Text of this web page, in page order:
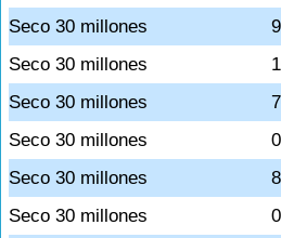
Seco 30 millones
Seco 30 millones
Seco 30 millones
Seco 30 millones
Seco 30 millones
Seco 30 millones